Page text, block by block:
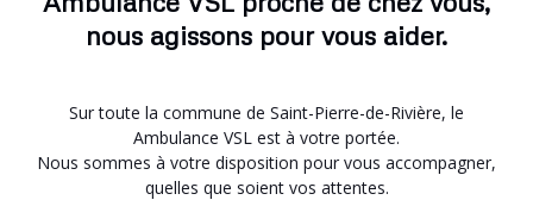
nous agissons pour vous aider.
Sur toute la commune de Saint-Pierre-de-Rivière, le
Ambulance VSL est à votre portée.
Nous sommes à votre disposition pour vous accompagner,
quelles que soient vos attentes.